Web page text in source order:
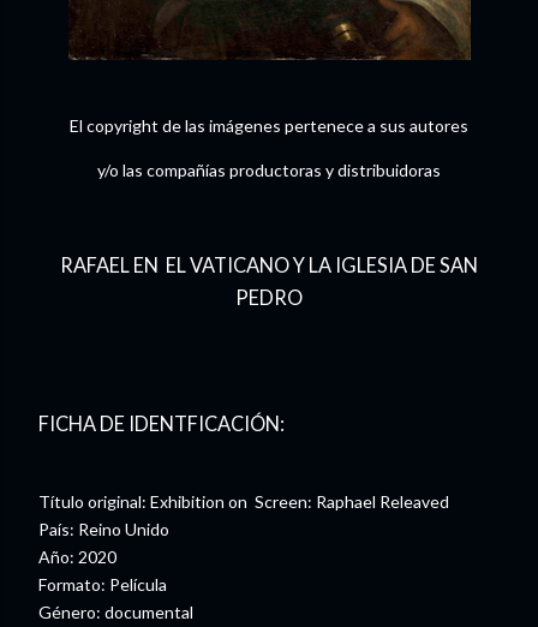
El copyright de las imágenes pertenece a sus autores
y/o las compañías productoras y distribuidoras
RAFAEL EN EL VATICANO Y LA IGLESIA DE SAN
PEDRO
FICHA DE IDENTFICACIÓN:
Título original: Exhibition on Screen: Raphael Releaved
País: Reino Unido
Año: 2020
Formato: Película
Género: documental